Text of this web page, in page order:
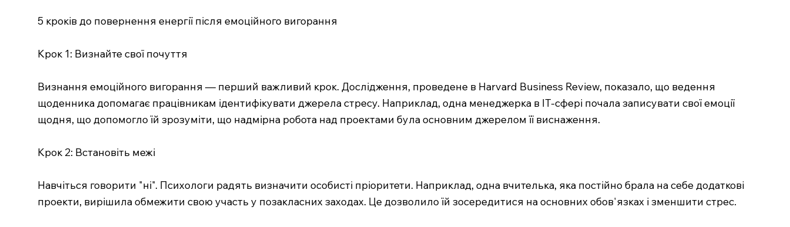
5 кроків до повернення енергії після емоційного вигорання
Крок 1: Визнайте свої почуття
Визнання емоційного вигорання — перший важливий крок. Дослідження, проведене в Harvard Business Review, показало, що ведення
щоденника допомагає працівникам ідентифікувати джерела стресу. Наприклад, одна менеджерка в IT-сфері почала записувати свої емоції
щодня, що допомогло їй зрозуміти, що надмірна робота над проектами була основним джерелом її виснаження.
Крок 2: Встановіть межі
Навчіться говорити "ні". Психологи радять визначити особисті пріоритети. Наприклад, одна вчителька, яка постійно брала на себе додаткові
проекти, вирішила обмежити свою участь у позакласних заходах. Це дозволило їй зосередитися на основних обов'язках і зменшити стрес.